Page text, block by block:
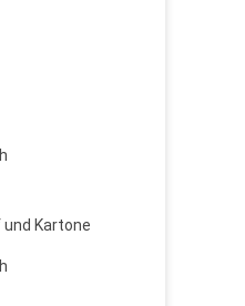
Kartone